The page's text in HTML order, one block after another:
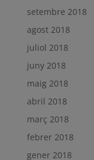
setembre 2018
agost 2018
juliol 2018
juny 2018
maig 2018
abril 2018
març 2018
febrer 2018
gener 2018